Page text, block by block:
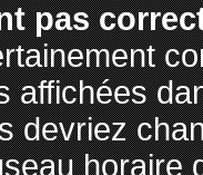
pas
affichées
devriez
horaire